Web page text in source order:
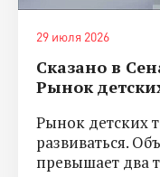
29 июля 2026
Сказано в
Рынок
Рынок детских
развиваться.
превышает два